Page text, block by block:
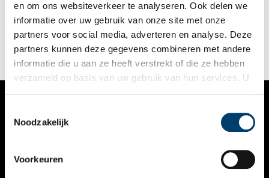
en om ons websiteverkeer te analyseren. Ook delen we
informatie over uw gebruik van onze site met onze
partners voor social media, adverteren en analyse. Deze
partners kunnen deze gegevens combineren met andere
informatie die u aan ze heeft verstrekt of die ze hebben
verzameld op basis van uw gebruik van hun services. U
Noodzakelijk
Voorkeuren
de werken in de tentoonstelling stof opwaaien
1 min
VERHALEN
KALENDER